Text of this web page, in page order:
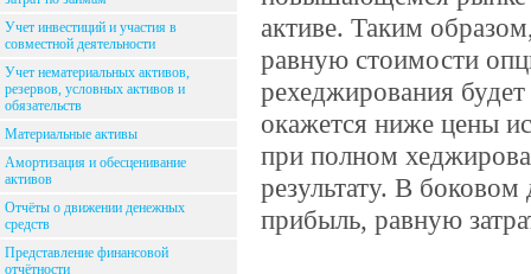
Учет инвестиций и участия в
совместной деятельности
Учет нематериальных активов,
резервов, условных активов и
обязательств
Материальные активы
Амортизация и обесценивание
активов
Отчёты о движении денежных
средств
Представление финансовой
отчётности
активе. Таким
равную стоимости
рехеджирования
окажется ниже цены
при полном
результату. В
прибыль, равную